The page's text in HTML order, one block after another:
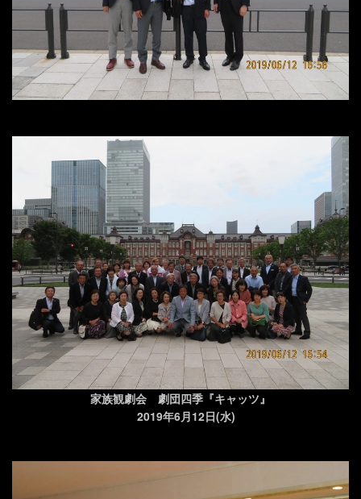
家族観劇会 劇団四季『キャッツ』
2019年6月12日(水)